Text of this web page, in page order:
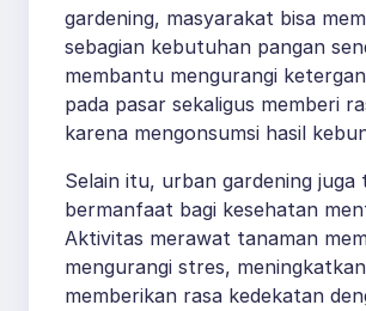
gardening, masyarakat bisa
sebagian kebutuhan pangan
membantu mengurangi
pada pasar sekaligus memberi
karena mengonsumsi hasil
Selain itu, urban gardening
bermanfaat bagi kesehatan
Aktivitas merawat tanaman
mengurangi stres,
memberikan rasa kedekatan